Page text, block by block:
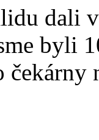
dali
byli
čekárny